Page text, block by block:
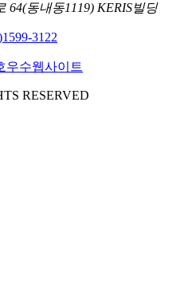
64(동내동1119) KERIS빌딩
1599-3122
RESERVED